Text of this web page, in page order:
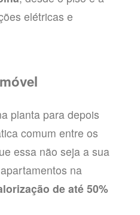
elétricas e
planta para depois
comum entre os
essa não seja a sua
na
de até 50%